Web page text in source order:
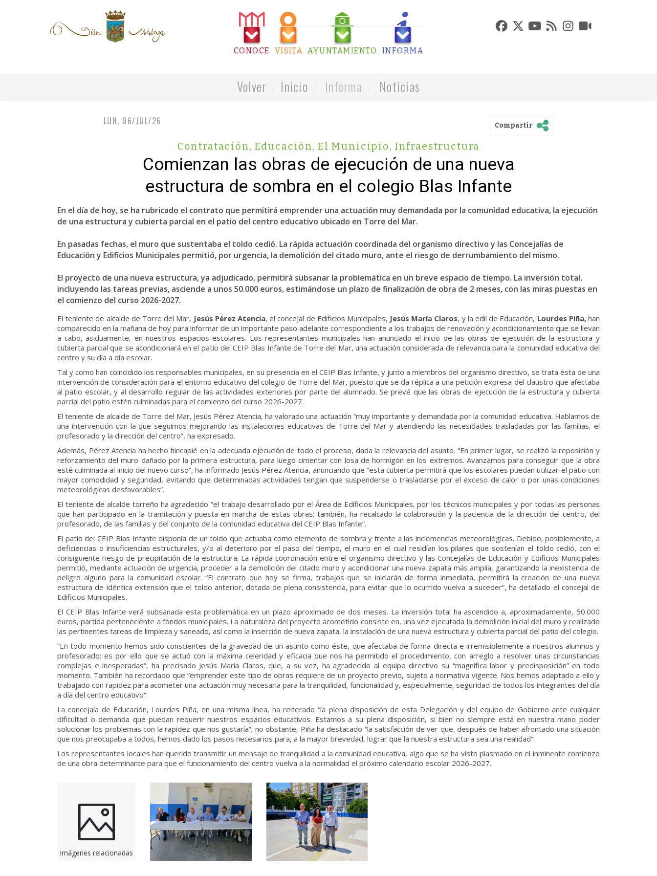
CONOCE VISITA AYUNTAMIENTO INFORMA
Volver Inicio Informa Noticias
LUN, 06/JUL/26 Compartir
Contratación, Educación, El Municipio, Infraestructura
Comienzan las obras de ejecución de una nueva
estructura de sombra en el colegio Blas Infante
En el día de hoy, se ha rubricado el contrato que permitirá emprender una actuación muy demandada por la comunidad educativa, la ejecución
de una estructura y cubierta parcial en el patio del centro educativo ubicado en Torre del Mar.
En pasadas fechas, el muro que sustentaba el toldo cedió. La rápida actuación coordinada del organismo directivo y las Concejalías de
Educación y Edificios Municipales permitió, por urgencia, la demolición del citado muro, ante el riesgo de derrumbamiento del mismo.
El proyecto de una nueva estructura, ya adjudicado, permitirá subsanar la problemática en un breve espacio de tiempo. La inversión total,
incluyendo las tareas previas, asciende a unos 50.000 euros, estimándose un plazo de finalización de obra de 2 meses, con las miras puestas en
el comienzo del curso 2026-2027.
El teniente de alcalde de Torre del Mar, Jesús Pérez Atencia, el concejal de Edificios Municipales, Jesús María Claros, y la edil de Educación, Lourdes Piña,han
comparecido en la mañana de hoy para informar de un importante paso adelante correspondiente a los trabajos de renovación y acondicionamiento que se llevan
a cabo, asiduamente, en nuestros espacios escolares. Los representantes municipales han anunciado el inicio de las obras de ejecución de la estructura y
cubierta parcial que se acondicionará en el patio del CEIP Blas Infante de Torre del Mar, una actuación considerada de relevancia para la comunidad educativa del
centro y su día a día escolar.
Tal y como han coincidido los responsables municipales, en su presencia en el CEIP Blas Infante, y junto a miembros del organismo directivo, se trata ésta de una
intervención de consideración para el entorno educativo del colegio de Torre del Mar, puesto que se da réplica a una petición expresa del claustro que afectaba
al patio escolar, y al desarrollo regular de las actividades exteriores por parte del alumnado. Se prevé que las obras de ejecución de la estructura y cubierta
parcial del patio estén culminadas para el comienzo del curso 2026-2027.
El teniente de alcalde de Torre del Mar, Jesús Pérez Atencia, ha valorado una actuación “muy importante y demandada por la comunidad educativa. Hablamos de
una intervención con la que seguimos mejorando las instalaciones educativas de Torre del Mar y atendiendo las necesidades trasladadas por las familias, el
profesorado y la dirección del centro”, ha expresado.
Además, Pérez Atencia ha hecho hincapié en la adecuada ejecución de todo el proceso, dada la relevancia del asunto. “En primer lugar, se realizó la reposición y
reforzamiento del muro dañado por la primera estructura, para luego cimentar con losa de hormigón en los extremos. Avanzamos para conseguir que la obra
esté culminada al inicio del nuevo curso”, ha informado Jesús Pérez Atencia, anunciando que “esta cubierta permitirá que los escolares puedan utilizar el patio con
mayor comodidad y seguridad, evitando que determinadas actividades tengan que suspenderse o trasladarse por el exceso de calor o por unas condiciones
meteorológicas desfavorables”.
El teniente de alcalde torreño ha agradecido “el trabajo desarrollado por el Área de Edificios Municipales, por los técnicos municipales y por todas las personas
que han participado en la tramitación y puesta en marcha de estas obras; también, ha recalcado la colaboración y la paciencia de la dirección del centro, del
profesorado, de las familias y del conjunto de la comunidad educativa del CEIP Blas Infante”.
El patio del CEIP Blas Infante disponía de un toldo que actuaba como elemento de sombra y frente a las inclemencias meteorológicas. Debido, posiblemente, a
deficiencias o insuficiencias estructurales, y/o al deterioro por el paso del tiempo, el muro en el cual residían los pilares que sostenían el toldo cedió, con el
consiguiente riesgo de precipitación de la estructura. La rápida coordinación entre el organismo directivo y las Concejalías de Educación y Edificios Municipales
permitió, mediante actuación de urgencia, proceder a la demolición del citado muro y acondicionar una nueva zapata más amplia, garantizando la inexistencia de
peligro alguno para la comunidad escolar. “El contrato que hoy se firma, trabajos que se iniciarán de forma inmediata, permitirá la creación de una nueva
estructura de idéntica extensión que el toldo anterior, dotada de plena consistencia, para evitar que lo ocurrido vuelva a suceder”, ha detallado el concejal de
Edificios Municipales.
El CEIP Blas Infante verá subsanada esta problemática en un plazo aproximado de dos meses. La inversión total ha ascendido a, aproximadamente, 50.000
euros, partida perteneciente a fondos municipales. La naturaleza del proyecto acometido consiste en, una vez ejecutada la demolición inicial del muro y realizado
las pertinentes tareas de limpieza y saneado, así como la inserción de nueva zapata, la instalación de una nueva estructura y cubierta parcial del patio del colegio.
“En todo momento hemos sido conscientes de la gravedad de un asunto como éste, que afectaba de forma directa e irremisiblemente a nuestros alumnos y
profesorado; es por ello que se actuó con la máxima celeridad y eficacia que nos ha permitido el procedimiento, con arreglo a resolver unas circunstancias
complejas e inesperadas”, ha precisado Jesús María Claros, que, a su vez, ha agradecido al equipo directivo su “magnífica labor y predisposición” en todo
momento. También ha recordado que “emprender este tipo de obras requiere de un proyecto previo, sujeto a normativa vigente. Nos hemos adaptado a ello y
trabajado con rapidez para acometer una actuación muy necesaria para la tranquilidad, funcionalidad y, especialmente, seguridad de todos los integrantes del día
a día del centro educativo”.
La concejala de Educación, Lourdes Piña, en una misma línea, ha reiterado “la plena disposición de esta Delegación y del equipo de Gobierno ante cualquier
dificultad o demanda que puedan requerir nuestros espacios educativos. Estamos a su plena disposición, si bien no siempre está en nuestra mano poder
solucionar los problemas con la rapidez que nos gustaría”; no obstante, Piña ha destacado “la satisfacción de ver que, después de haber afrontado una situación
que nos preocupaba a todos, hemos dado los pasos necesarios para, a la mayor brevedad, lograr que la nuestra estructura sea una realidad”.
Los representantes locales han querido transmitir un mensaje de tranquilidad a la comunidad educativa, algo que se ha visto plasmado en el inminente comienzo
de una obra determinante para que el funcionamiento del centro vuelva a la normalidad el próximo calendario escolar 2026-2027.
Imágenes relacionadas